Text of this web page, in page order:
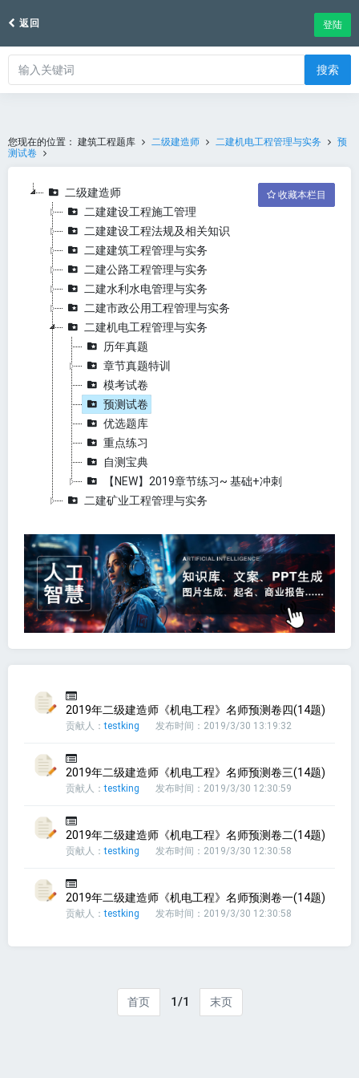
返回 登陆
搜索
您现在的位置： 建筑工程题库 二级建造师 二建机电工程管理与实务
预
测试卷
收藏本栏目
二级建造师
二建建设工程施工管理
二建建设工程法规及相关知识
二建建筑工程管理与实务
二建公路工程管理与实务
二建水利水电管理与实务
二建市政公用工程管理与实务
二建机电工程管理与实务
历年真题
章节真题特训
模考试卷
预测试卷
优选题库
重点练习
自测宝典
【NEW】2019章节练习~ 基础+冲刺
二建矿业工程管理与实务
2019年二级建造师《机电工程》名师预测卷四(14题)
贡献人：testking 发布时间：2019/3/30 13:19:32
2019年二级建造师《机电工程》名师预测卷三(14题)
贡献人：testking 发布时间：2019/3/30 12:30:59
2019年二级建造师《机电工程》名师预测卷二(14题)
贡献人：testking 发布时间：2019/3/30 12:30:58
2019年二级建造师《机电工程》名师预测卷一(14题)
贡献人：testking 发布时间：2019/3/30 12:30:58
首页 1/1 末页